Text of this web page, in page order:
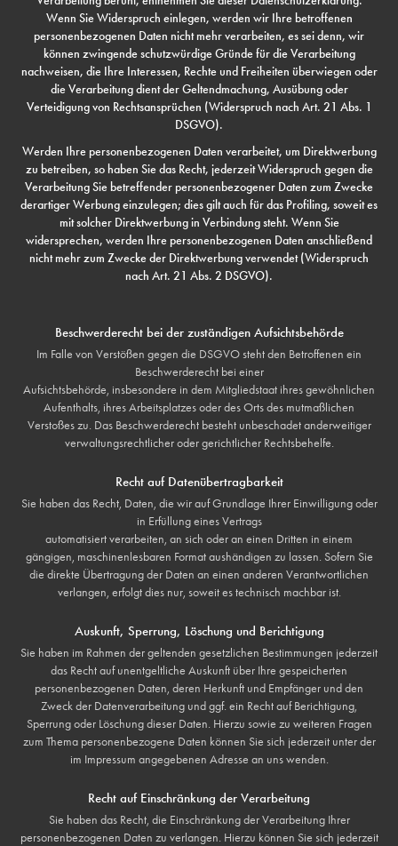
Wenn Sie Widerspruch einlegen, werden wir Ihre betroffenen
personenbezogenen Daten nicht mehr verarbeiten, es sei denn, wir
können zwingende schutzwürdige Gründe für die Verarbeitung
nachweisen, die Ihre Interessen, Rechte und Freiheiten überwiegen oder
die Verarbeitung dient der Geltendmachung, Ausübung oder
Verteidigung von Rechtsansprüchen (Widerspruch nach Art. 21 Abs. 1
DSGVO).
Werden Ihre personenbezogenen Daten verarbeitet, um Direktwerbung
zu betreiben, so haben Sie das Recht, jederzeit Widerspruch gegen die
Verarbeitung Sie betreffender personenbezogener Daten zum Zwecke
derartiger Werbung einzulegen; dies gilt auch für das Profiling, soweit es
mit solcher Direktwerbung in Verbindung steht. Wenn Sie
widersprechen, werden Ihre personenbezogenen Daten anschließend
nicht mehr zum Zwecke der Direktwerbung verwendet (Widerspruch
nach Art. 21 Abs. 2 DSGVO).
Beschwerderecht bei der zuständigen Aufsichtsbehörde
Im Falle von Verstößen gegen die DSGVO steht den Betroffenen ein
Beschwerderecht bei einer
Aufsichtsbehörde, insbesondere in dem Mitgliedstaat ihres gewöhnlichen
Aufenthalts, ihres Arbeitsplatzes oder des Orts des mutmaßlichen
Verstoßes zu. Das Beschwerderecht besteht unbeschadet anderweitiger
verwaltungsrechtlicher oder gerichtlicher Rechtsbehelfe.
Recht auf Datenübertragbarkeit
Sie haben das Recht, Daten, die wir auf Grundlage Ihrer Einwilligung oder
in Erfüllung eines Vertrags
automatisiert verarbeiten, an sich oder an einen Dritten in einem
gängigen, maschinenlesbaren Format aushändigen zu lassen. Sofern Sie
die direkte Übertragung der Daten an einen anderen Verantwortlichen
verlangen, erfolgt dies nur, soweit es technisch machbar ist.
Auskunft, Sperrung, Löschung und Berichtigung
Sie haben im Rahmen der geltenden gesetzlichen Bestimmungen jederzeit
das Recht auf unentgeltliche Auskunft über Ihre gespeicherten
personenbezogenen Daten, deren Herkunft und Empfänger und den
Zweck der Datenverarbeitung und ggf. ein Recht auf Berichtigung,
Sperrung oder Löschung dieser Daten. Hierzu sowie zu weiteren Fragen
zum Thema personenbezogene Daten können Sie sich jederzeit unter der
im Impressum angegebenen Adresse an uns wenden.
Recht auf Einschränkung der Verarbeitung
Sie haben das Recht, die Einschränkung der Verarbeitung Ihrer
personenbezogenen Daten zu verlangen. Hierzu können Sie sich jederzeit